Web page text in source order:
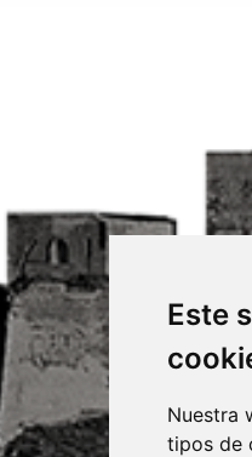
Este
Nuestra
tipos de